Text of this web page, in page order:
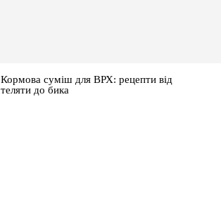
Кормова суміш для ВРХ: рецепти від
теляти до бика